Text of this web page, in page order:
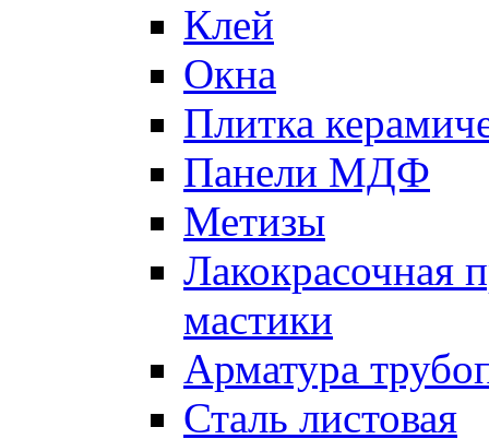
Клей
Окна
Плитка
Панели МДФ
Метизы
Лакокрасочная
мастики
Арматура
Сталь листовая